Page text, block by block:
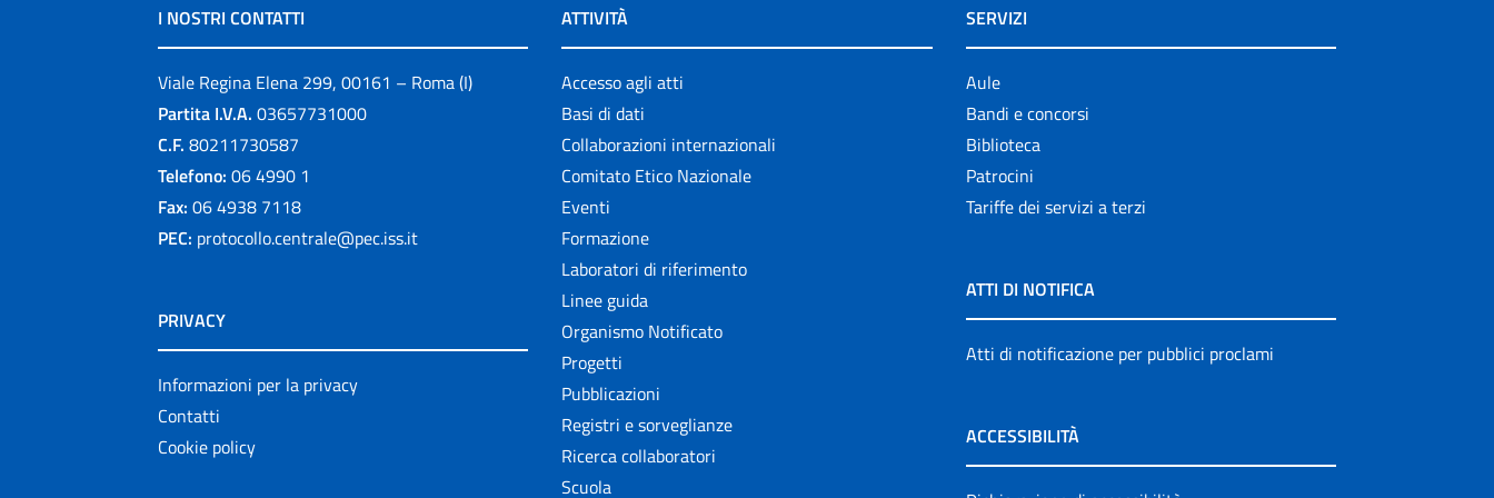
I NOSTRI CONTATTI
Viale Regina Elena 299, 00161 – Roma (I)
Partita I.V.A. 03657731000
C.F. 80211730587
Telefono: 06 4990 1
Fax: 06 4938 7118
PEC: protocollo.centrale@pec.iss.it
PRIVACY
Informazioni per la privacy
Contatti
Cookie policy
ATTIVITÀ
Accesso agli atti
Basi di dati
Collaborazioni internazionali
Comitato Etico Nazionale
Eventi
Formazione
Laboratori di riferimento
Linee guida
Organismo Notificato
Progetti
Pubblicazioni
Registri e sorveglianze
Ricerca collaboratori
Scuola
SERVIZI
Aule
Bandi e concorsi
Biblioteca
Patrocini
Tariffe dei servizi a terzi
ATTI DI NOTIFICA
Atti di notificazione per pubblici proclami
ACCESSIBILITÀ